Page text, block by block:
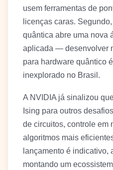
usem ferramentas de
licenças caras.
quântica abre uma nova
aplicada — desenvolver
para hardware quântico
inexplorado no Brasil.
A NVIDIA já sinalizou
Ising para outros
de circuitos, controle em
algoritmos mais
lançamento é indicativo,
montando um